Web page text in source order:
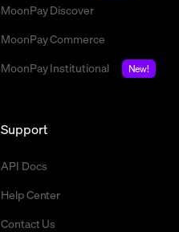
MoonPay Discover
MoonPay Commerce
MoonPay Institutional
New!
Support
API Docs
Help Center
Contact Us